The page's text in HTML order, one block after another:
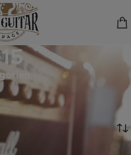
mit „2015“